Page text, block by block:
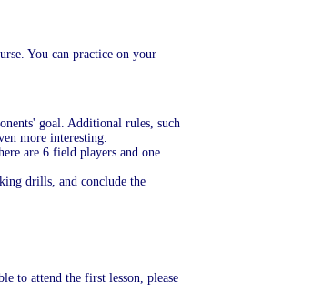
You can practice on your
goal. Additional rules, such
more interesting.
are 6 field players and one
drills, and conclude the
to attend the first lesson, please